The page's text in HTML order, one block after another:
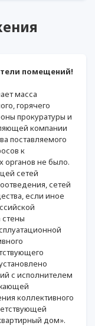
помещений!
масса
горячего
прокуратуры и
компании
поставляемого
к
не было.
сетей
сетей
если иное
с исполнителем
коллективного
дом».